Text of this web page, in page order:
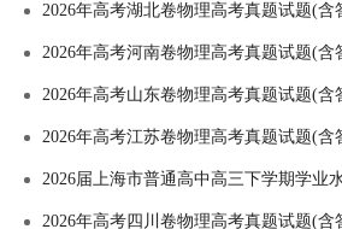
2026年高考湖北卷物理高考真题试题(含
2026年高考河南卷物理高考真题试题(含
2026年高考山东卷物理高考真题试题(含
2026年高考江苏卷物理高考真题试题(含
2026届上海市普通高中高三下学期学业
2026年高考四川卷物理高考真题试题(含